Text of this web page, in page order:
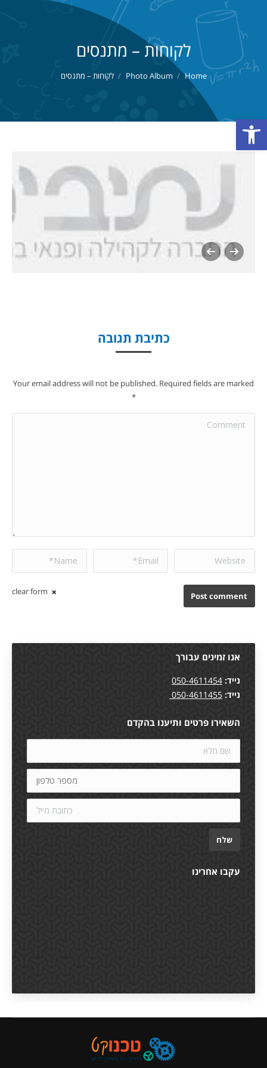
פתח סרגל נגישות
לקוחות – מתנסים
You are here:
Home
Photo Album לקוחות – מתנסים
אלעד
כתיבת תגובה
Your email address will not be published. Required fields are marked
*
Comment
Name * Email * Website
clear form Post comment
אנו זמינים עבורך
נייד: 050-4611454
נייד: 050-4611455
השאירו פרטים ותיענו בהקדם
עקבו אחרינו